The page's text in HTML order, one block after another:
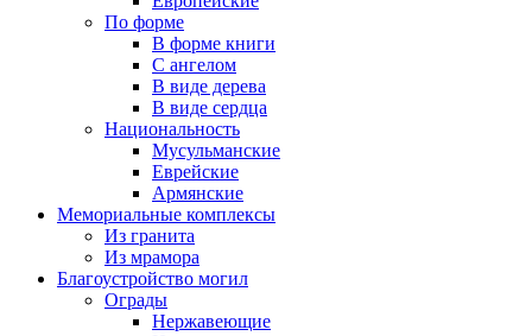
По форме
В форме книги
С ангелом
В виде дерева
В виде сердца
Национальность
Мусульманские
Еврейские
Армянские
Мемориальные комплексы
Из гранита
Из мрамора
Благоустройство могил
Ограды
Нержавеющие